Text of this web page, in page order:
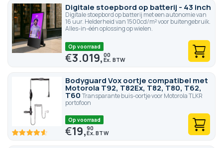
Digitale stoepbord op batterij - 43 inch
Digitale stoepbord op batterij met een autonomie van
16 uur. Helderheid van 1500cd/m² voor buitengebruik.
Alles-in-één oplossing op wielen.
Op voorraad
€3.019,00
Bodyguard Vox oortje compatibel met
Motorola T92, T82Ex, T82, T80, T62,
T60 Transparante buis-oortje voor Motorola TLKR
portofoon
91.4 100
Op voorraad
€19,90